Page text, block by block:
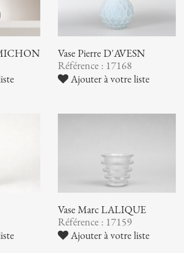
Vase Pierre D'AVESN
Référence : 17168
Ajouter à votre liste
Vase Marc LALIQUE
Référence : 17159
Ajouter à votre liste